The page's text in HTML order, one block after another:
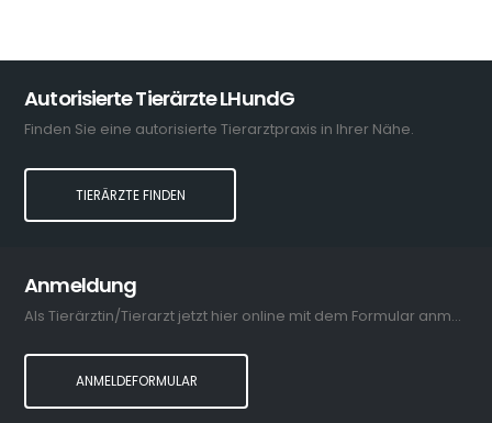
Autorisierte Tierärzte LHundG
Finden Sie eine autorisierte Tierarztpraxis in Ihrer Nähe.
TIERÄRZTE FINDEN
Anmeldung
Als Tierärztin/Tierarzt jetzt hier online mit dem Formular anmelden.
ANMELDEFORMULAR